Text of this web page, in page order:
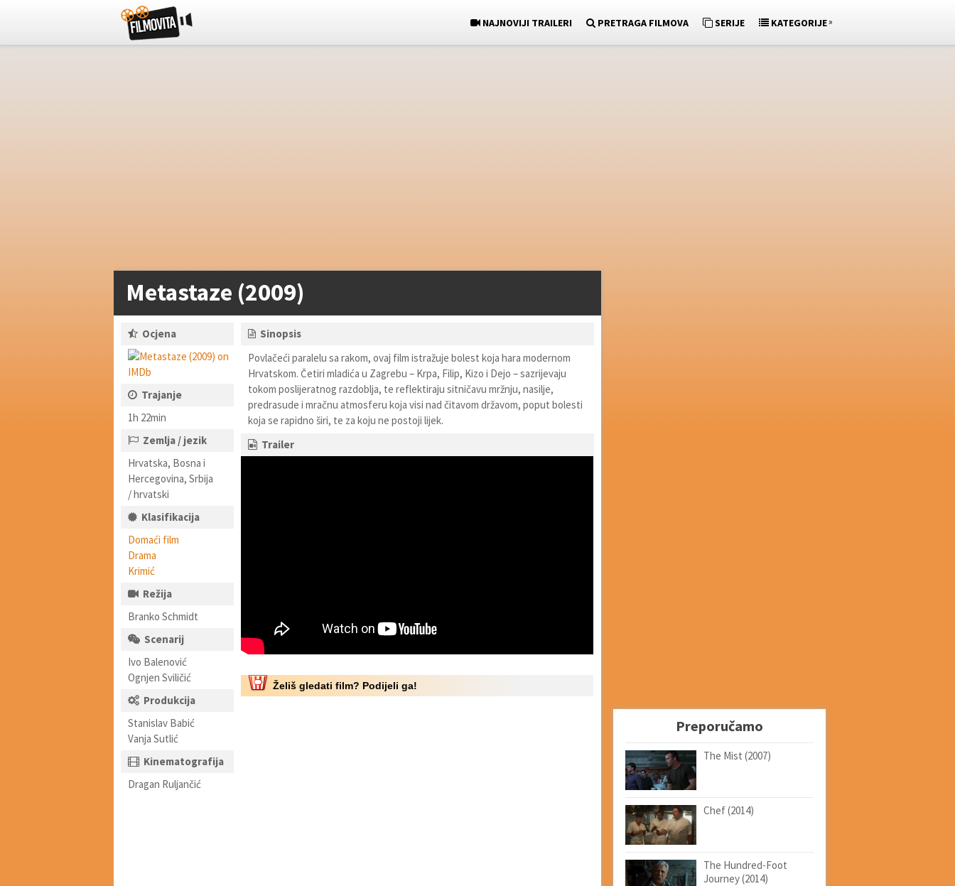
NAJNOVIJI TRAILERI PRETRAGA FILMOVA SERIJE KATEGORIJE»
Metastaze (2009)
Ocjena
Trajanje
1h 22min
Zemlja / jezik
Hrvatska, Bosna i
Hercegovina, Srbija
/ hrvatski
Klasifikacija
Domaći film
Drama
Krimić
Režija
Branko Schmidt
Scenarij
Ivo Balenović
Ognjen Sviličić
Produkcija
Stanislav Babić
Vanja Sutlić
Kinematografija
Dragan Ruljančić
Sinopsis
Povlačeći paralelu sa rakom, ovaj film istražuje bolest koja hara modernom
Hrvatskom. Četiri mladića u Zagrebu – Krpa, Filip, Kizo i Dejo – sazrijevaju
tokom poslijeratnog razdoblja, te reflektiraju sitničavu mržnju, nasilje,
predrasude i mračnu atmosferu koja visi nad čitavom državom, poput bolesti
koja se rapidno širi, te za koju ne postoji lijek.
Trailer
Želiš gledati film? Podijeli ga!
Preporučamo
The Mist (2007)
Chef (2014)
The Hundred-Foot
Journey (2014)